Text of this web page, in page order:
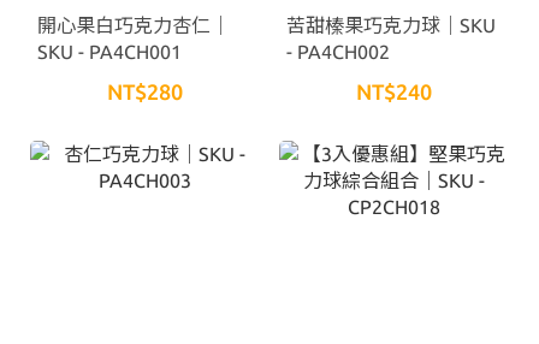
開心果白巧克力杏仁｜
SKU - PA4CH001
NT$280
苦甜榛果巧克力球｜SKU
- PA4CH002
NT$240